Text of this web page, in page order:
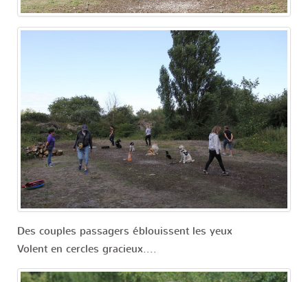
Des couples passagers éblouissent les yeux
Volent en cercles gracieux....